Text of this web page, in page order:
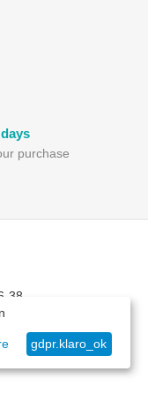
purchase
38
gdpr.klaro_ok